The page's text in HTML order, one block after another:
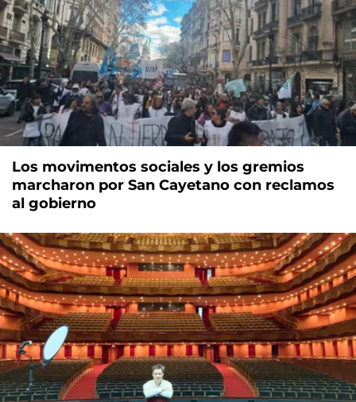
Los movimentos sociales y los gremios
marcharon por San Cayetano con reclamos
al gobierno